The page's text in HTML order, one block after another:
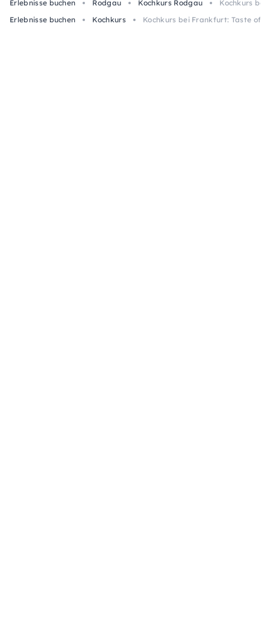
Erlebnisse buchen Rodgau Kochkurs Rodgau
Kochkurs
Erlebnisse buchen
Kochkurs Kochkurs bei Frankfurt: Taste of